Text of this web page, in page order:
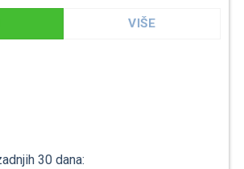
VIŠE
30 dana: